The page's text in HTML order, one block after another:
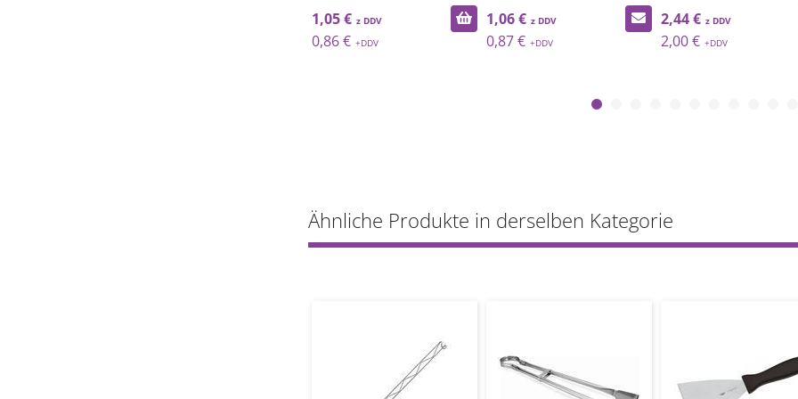
1,05 €
0,86 €
1,06 €
0,87 €
2,44 €
2,00 €
Ähnliche Produkte in derselben Kategorie